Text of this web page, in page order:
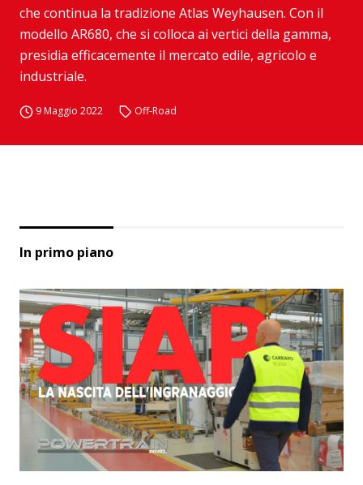
che continua la tradizione Atlas Weyhausen. Con il
modello AR680, che si colloca ai vertici della gamma,
presidia efficacemente il mercato edile, agricolo e
industriale.
9 Maggio 2022 Off-Road
In primo piano